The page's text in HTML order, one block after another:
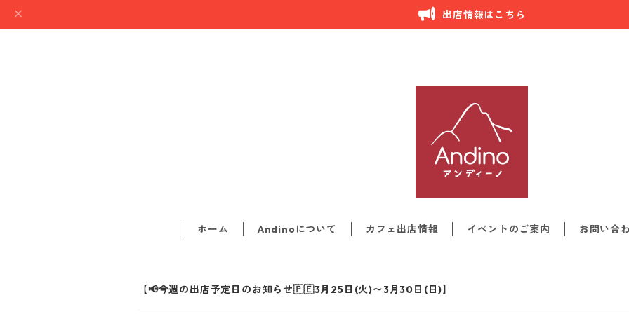
出店情報はこちら
ホーム Andinoについて カフェ出店情報 イベントのご案内 お問い合
【📢今週の出店予定日のお知らせ🇵🇪3月25日(火)〜3月30日(日)】